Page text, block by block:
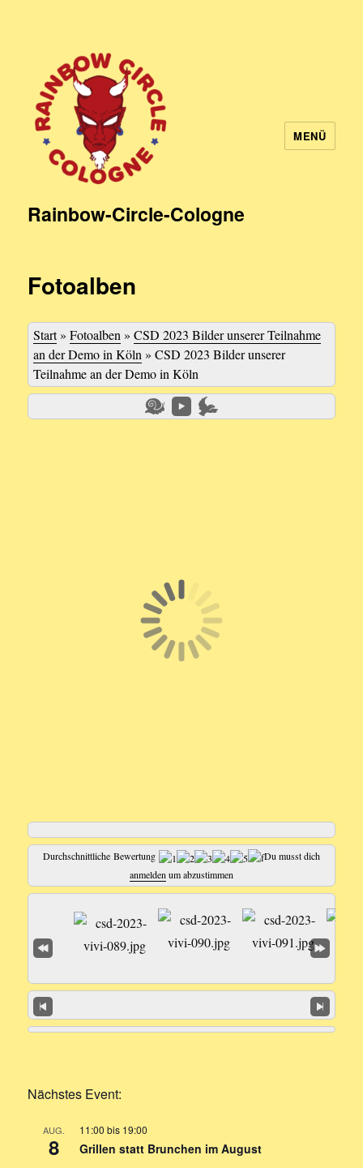
Rainbow-Circle-Cologne
MENÜ
Fotoalben
Start»Fotoalben »CSD 2023 Bilder unserer Teilnahme
an der Demo in Köln »CSD 2023 Bilder unserer
Teilnahme an der Demo in Köln
Durchschnittliche Bewertung
Du musst dich
anmelden um abzustimmen
Nächstes Event:
AUG.
8
11:00 bis 19:00
Grillen statt Brunchen im August